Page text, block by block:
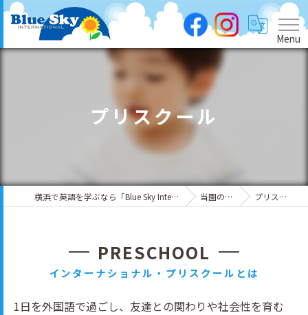
Menu
プリスクール
横浜で英語を学ぶなら「Blue Sky International」 当園の特徴 プリスクール
インターナショナル・プリスクールとは
PRESCHOOL
1日を外国語で過ごし、友達との関わりや社会性を育む